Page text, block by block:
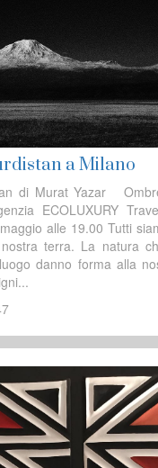
a Milano
di Murat Yazar
ECOLUXURY
alle 19.00 Tutti
terra. La natura
danno forma alla